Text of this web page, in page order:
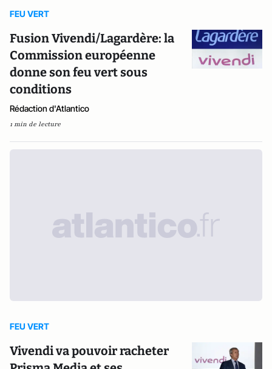
FEU VERT
Fusion Vivendi/Lagardère: la
Commission européenne
donne son feu vert sous
conditions
Rédaction d'Atlantico
1 min de lecture
FEU VERT
Vivendi va pouvoir racheter